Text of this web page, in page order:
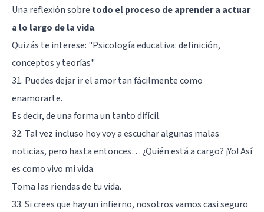
Una reflexión sobre todo el proceso de aprender a actuar
a lo largo de la vida.
Quizás te interese: "Psicología educativa: definición,
conceptos y teorías"
31. Puedes dejar ir el amor tan fácilmente como
enamorarte.
Es decir, de una forma un tanto difícil.
32. Tal vez incluso hoy voy a escuchar algunas malas
noticias, pero hasta entonces… ¿Quién está a cargo? ¡Yo! Así
es como vivo mi vida.
Toma las riendas de tu vida.
33. Si crees que hay un infierno, nosotros vamos casi seguro